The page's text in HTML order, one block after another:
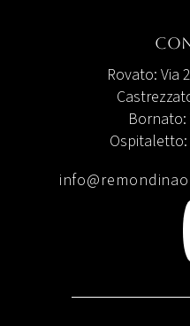
Rovato: Via
Bornato:
Ospitaletto: